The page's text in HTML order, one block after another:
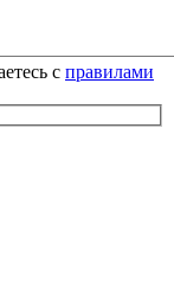
с правилами